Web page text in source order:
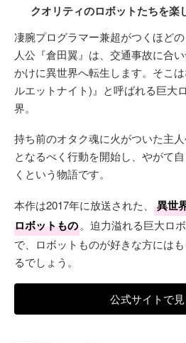
クオリティのロボットたちを楽
凄腕プログラマー兼超がつくほど
人公『倉田翼』は、交通事故に合
かけに異世界へ転生します。そこ
ルエットナイト)』と呼ばれる巨大
界。
持ち前のオタク魂に火がついた主
となるべく行動を開始し、やがて
くという物語です。
本作は2017年に放送された、
異世
ロボットもの。迫力溢れる巨大ロ
で、ロボットものが好きな方には
るでしょう。
公式サイトで見